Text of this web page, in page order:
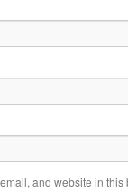
and website in